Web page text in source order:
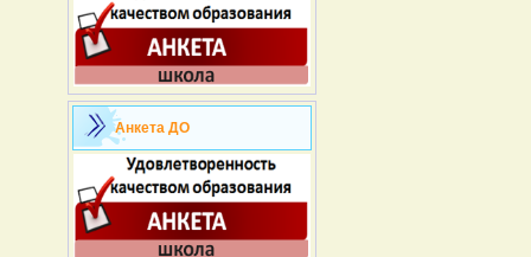
Анкета ДО